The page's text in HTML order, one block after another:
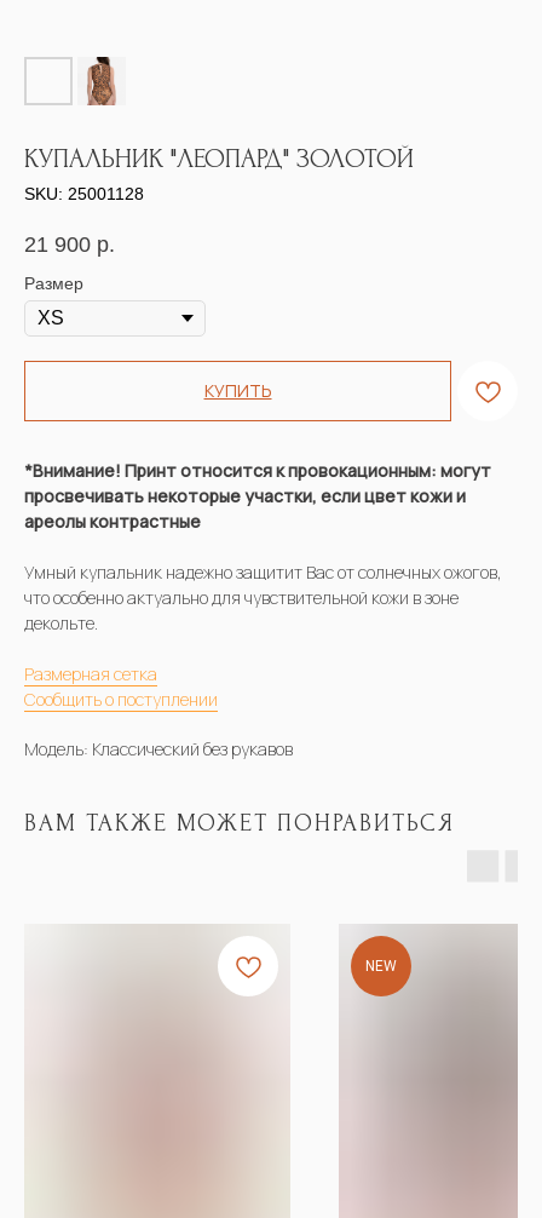
КУПАЛЬНИК "ЛЕОПАРД" ЗОЛОТОЙ
SKU: 25001128
21 900 р.
Размер
КУПИТЬ
*Внимание! Принт относится к провокационным: могут
просвечивать некоторые участки, если цвет кожи и
ареолы контрастные
Умный купальник надежно защитит Вас от солнечных ожогов,
что особенно актуально для чувствительной кожи в зоне
декольте.
Размерная сетка
Сообщить о поступлении
Модель: Классический без рукавов
ВАМ ТАКЖЕ МОЖЕТ ПОНРАВИТЬСЯ
NEW